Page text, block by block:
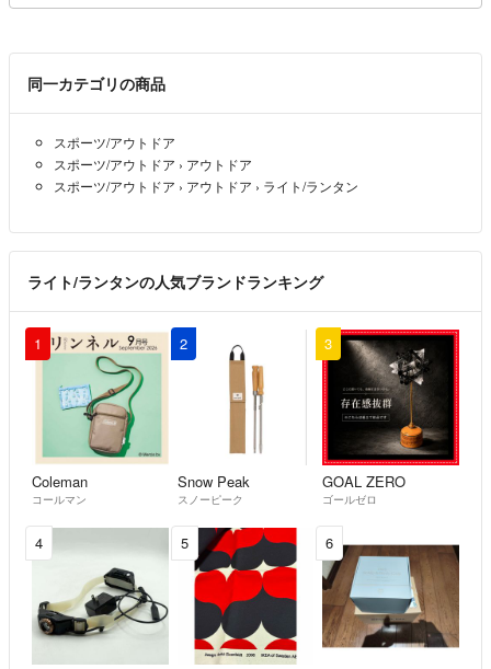
同一カテゴリの商品
スポーツ/アウトドア
スポーツ/アウトドア › アウトドア
スポーツ/アウトドア › アウトドア › ライト/ランタン
ライト/ランタンの人気ブランドランキング
1
Coleman
コールマン
2
Snow Peak
スノーピーク
3
GOAL ZERO
ゴールゼロ
4 5 6